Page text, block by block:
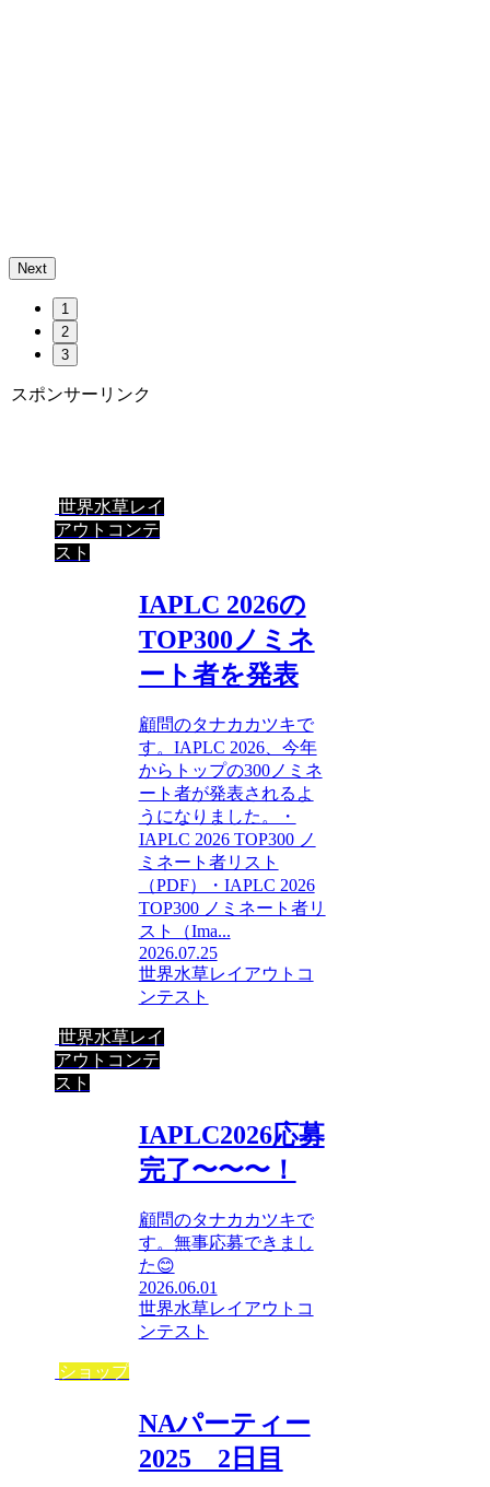
Next
1
2
3
スポンサーリンク
世界水草レイ
アウトコンテ
スト
IAPLC 2026の
TOP300ノミネ
ート者を発表
顧問のタナカカツキで
す。IAPLC 2026、今年
からトップの300ノミネ
ート者が発表されるよ
うになりました。・
IAPLC 2026 TOP300 ノ
ミネート者リスト
（PDF）・IAPLC 2026
TOP300 ノミネート者リ
スト（Ima...
2026.07.25
世界水草レイアウトコ
ンテスト
世界水草レイ
アウトコンテ
スト
IAPLC2026応募
完了〜〜〜！
顧問のタナカカツキで
す。無事応募できまし
た😊
2026.06.01
世界水草レイアウトコ
ンテスト
ショップ
NAパーティー
2025 2日目